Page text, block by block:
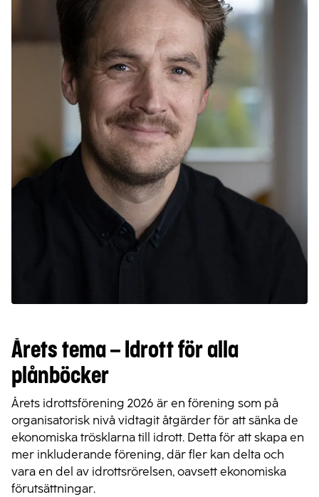
Årets tema – Idrott för alla
plånböcker
Årets idrottsförening 2026 är en förening som på
organisatorisk nivå vidtagit åtgärder för att sänka de
ekonomiska trösklarna till idrott. Detta för att skapa en
mer inkluderande förening, där fler kan delta och
vara en del av idrottsrörelsen, oavsett ekonomiska
förutsättningar.